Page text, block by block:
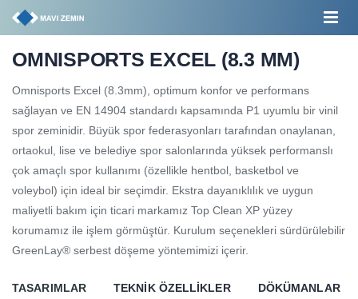
OMNISPORTS EXCEL (8.3 MM)
Omnisports Excel (8.3mm), optimum konfor ve performans
sağlayan ve EN 14904 standardı kapsamında P1 uyumlu bir vinil
spor zeminidir. Büyük spor federasyonları tarafından onaylanan,
ortaokul, lise ve belediye spor salonlarında yüksek performanslı
çok amaçlı spor kullanımı (özellikle hentbol, ​​basketbol ve
voleybol) için ideal bir seçimdir. Ekstra dayanıklılık ve uygun
maliyetli bakım için ticari markamız Top Clean XP yüzey
korumamız ile işlem görmüştür. Kurulum seçenekleri sürdürülebilir
GreenLay® serbest döşeme yöntemimizi içerir.
TASARIMLAR TEKNIK ÖZELLIKLER DÖKÜMANLAR